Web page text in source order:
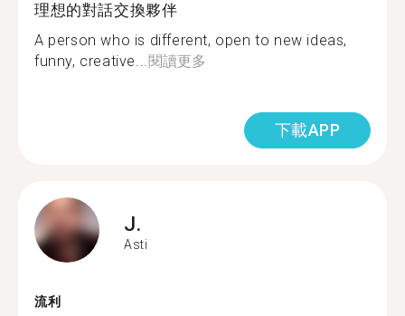
理想的對話交換夥伴
A person who is different, open to new ideas,
funny, creative...閱讀更多
下載APP
J.
Asti
流利